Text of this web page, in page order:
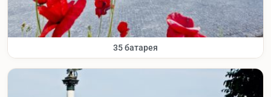
35 батарея